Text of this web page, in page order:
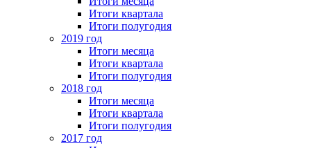
Итоги квартала
Итоги полугодия
2019 год
Итоги месяца
Итоги квартала
Итоги полугодия
2018 год
Итоги месяца
Итоги квартала
Итоги полугодия
2017 год